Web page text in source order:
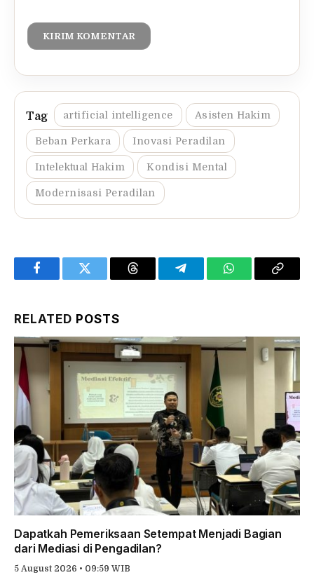
artificial intelligence Asisten Hakim
Beban Perkara Inovasi Peradilan
Intelektual Hakim Kondisi Mental
Modernisasi Peradilan
FacebookTwitter Threads TelegramWhatsAppCopy
RELATED POSTS
Dapatkah Pemeriksaan Setempat Menjadi Bagian
dari Mediasi di Pengadilan?
5 August 2026 • 09:59 WIB